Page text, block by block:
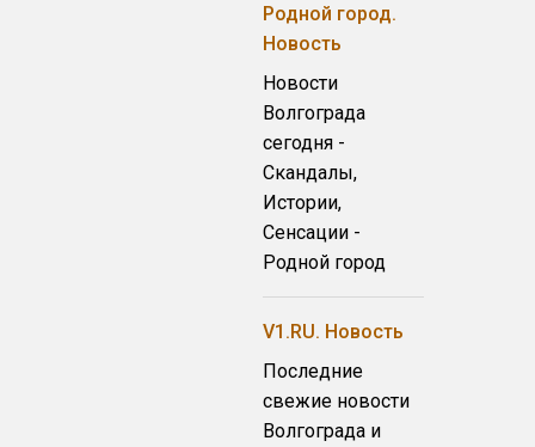
Родной город.
Новость
Новости
Волгограда
сегодня -
Скандалы,
Истории,
Сенсации -
Родной город
V1.RU. Новость
Последние
свежие новости
Волгограда и